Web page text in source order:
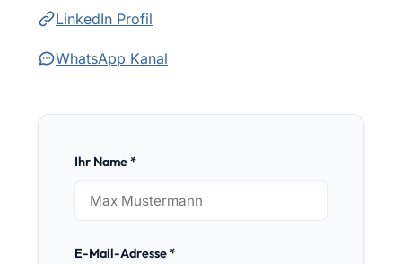
LinkedIn Profil
WhatsApp Kanal
Ihr Name *
E-Mail-Adresse *